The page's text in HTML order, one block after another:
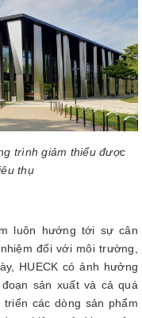
trình giảm thiểu được
thụ
luôn hướng tới sự cân
đối với môi trường,
HUECK có ảnh hưởng
sản xuất và cả quá
các dòng sản phẩm